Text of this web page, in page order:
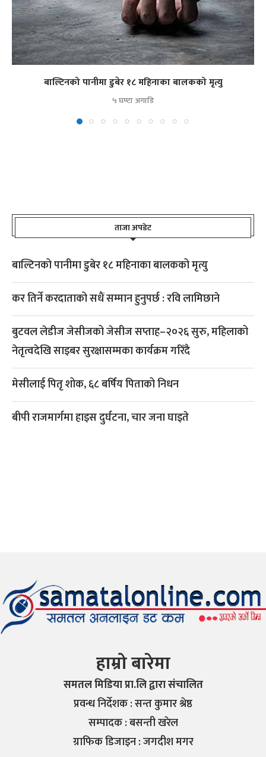
बाल्टिनको पानीमा डुबेर १८ महिनाका बालकको मृत्यु
५ घण्टा अगाडि
ताजा अपडेट
बाल्टिनको पानीमा डुबेर १८ महिनाका बालकको मृत्यु
कर तिर्ने करदाताको सधैं सम्मान हुनुपर्छ : रवि लामिछाने
बुटवल लेडीज जेसीजको जेसीज सप्ताह–२०२६ सुरु, महिलाको
नेतृत्वदेखि साइबर सुरक्षासम्मका कार्यक्रम गरिँदै
मेसीलाई पितृ शोक, ६८ बर्षिय पिताको निधन
बीपी राजमार्गमा हाइस दुर्घटना, चार जना घाइते
हाम्रो बारेमा
समतल मिडिया प्रा.लि द्वारा संचालित
प्रवन्ध निर्देशक : सन्त कुमार श्रेष्ठ
सम्पादक : बसन्ती खरेल
ग्राफिक डिजाइन : जगदीश मगर